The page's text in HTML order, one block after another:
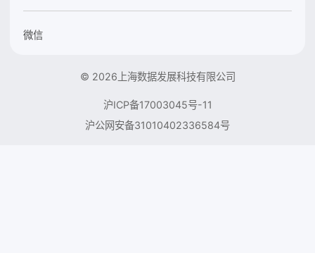
微信
© 2026上海数据发展科技有限公司
沪ICP备17003045号-11
沪公网安备31010402336584号